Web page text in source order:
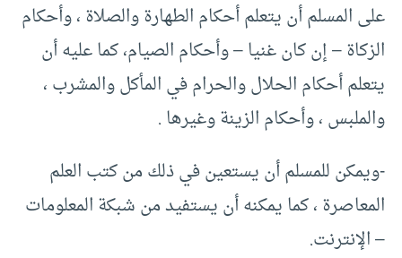
على المسلم أن يتعلم أحكام الطهارة والصلاة ، وأحكام
الزكاة – إن كان غنيا – وأحكام الصيام، كما عليه أن
يتعلم أحكام الحلال والحرام في المأكل والمشرب ،
والملبس ، وأحكام الزينة وغيرها .
-ويمكن للمسلم أن يستعين في ذلك من كتب العلم
المعاصرة ، كما يمكنه أن يستفيد من شبكة المعلومات
– الإنترنت.